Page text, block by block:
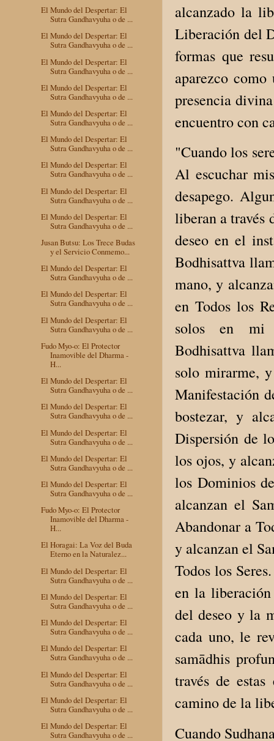
alcanzado la
Liberación del
formas que
aparezco
presencia
encuentro con
"Cuando los
Al escuchar
desapego.
liberan a través
deseo en el
Bodhisattva
mano, y
en Todos los
solos en mi
Bodhisattva
solo mirarme,
Manifestación
bostezar, y
Dispersión de
los ojos, y
los Dominios
alcanzan el
Abandonar a
y alcanzan el
Todos los
en la
del deseo y la
cada uno, le
samādhis
través de
camino de la
Cuando
El Mundo del Despertar: El
Sutra Gandhavyuha o de ...
El Mundo del Despertar: El
Sutra Gandhavyuha o de ...
El Mundo del Despertar: El
Sutra Gandhavyuha o de ...
El Mundo del Despertar: El
Sutra Gandhavyuha o de ...
El Mundo del Despertar: El
Sutra Gandhavyuha o de ...
El Mundo del Despertar: El
Sutra Gandhavyuha o de ...
El Mundo del Despertar: El
Sutra Gandhavyuha o de ...
El Mundo del Despertar: El
Sutra Gandhavyuha o de ...
El Mundo del Despertar: El
Sutra Gandhavyuha o de ...
Jusan Butsu: Los Trece Budas
y el Servicio Conmemo...
El Mundo del Despertar: El
Sutra Gandhavyuha o de ...
El Mundo del Despertar: El
Sutra Gandhavyuha o de ...
El Mundo del Despertar: El
Sutra Gandhavyuha o de ...
Fudo Myo-o: El Protector
Inamovible del Dharma -
H...
El Mundo del Despertar: El
Sutra Gandhavyuha o de ...
El Mundo del Despertar: El
Sutra Gandhavyuha o de ...
El Mundo del Despertar: El
Sutra Gandhavyuha o de ...
El Mundo del Despertar: El
Sutra Gandhavyuha o de ...
El Mundo del Despertar: El
Sutra Gandhavyuha o de ...
Fudo Myo-o: El Protector
Inamovible del Dharma -
H...
El Horagai: La Voz del Buda
Eterno en la Naturalez...
El Mundo del Despertar: El
Sutra Gandhavyuha o de ...
El Mundo del Despertar: El
Sutra Gandhavyuha o de ...
El Mundo del Despertar: El
Sutra Gandhavyuha o de ...
El Mundo del Despertar: El
Sutra Gandhavyuha o de ...
El Mundo del Despertar: El
Sutra Gandhavyuha o de ...
El Mundo del Despertar: El
Sutra Gandhavyuha o de ...
El Mundo del Despertar: El
Sutra Gandhavyuha o de ...